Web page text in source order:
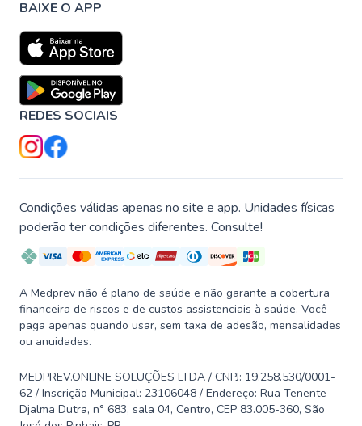
BAIXE O APP
REDES SOCIAIS
Condições válidas apenas no site e app. Unidades físicas
poderão ter condições diferentes. Consulte!
A Medprev não é plano de saúde e não garante a cobertura
financeira de riscos e de custos assistenciais à saúde. Você
paga apenas quando usar, sem taxa de adesão, mensalidades
ou anuidades.
MEDPREV.ONLINE SOLUÇÕES LTDA / CNPJ: 19.258.530/0001-
62 / Inscrição Municipal: 23106048 / Endereço: Rua Tenente
Djalma Dutra, n° 683, sala 04, Centro, CEP 83.005-360, São